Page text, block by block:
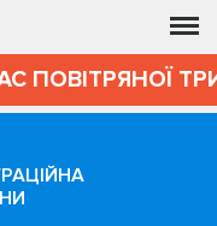
ПОВІТРЯНОЇ